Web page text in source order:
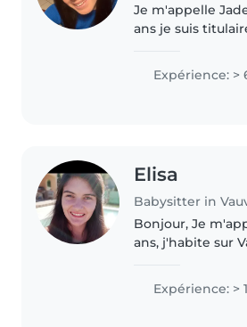
Je m'appelle
ans je suis
de la garde
Expérience: >
Elisa
Babysitter in
Bonjour, Je m'appelle Elisa, j'ai 27
ans, j'habite sur
depuis plus de
enfants de tout
Expérience: >